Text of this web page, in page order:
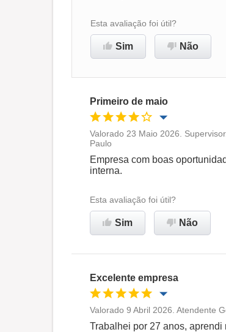
Ambiente de trabalho
Recomenda esta empresa
Esta avaliação foi útil?
Sim Não
Primeiro de maio
Oportunidade de promoção
Ambiente de trabalho
Recomenda esta empresa
Valorado 23 Maio 2026.
Paulo
Empresa com boas
interna.
Esta avaliação foi útil?
Sim Não
Excelente empresa
Oportunidade de promoção
Valorado 9 Abril 2026. Atendente
Trabalhei por 27 anos,